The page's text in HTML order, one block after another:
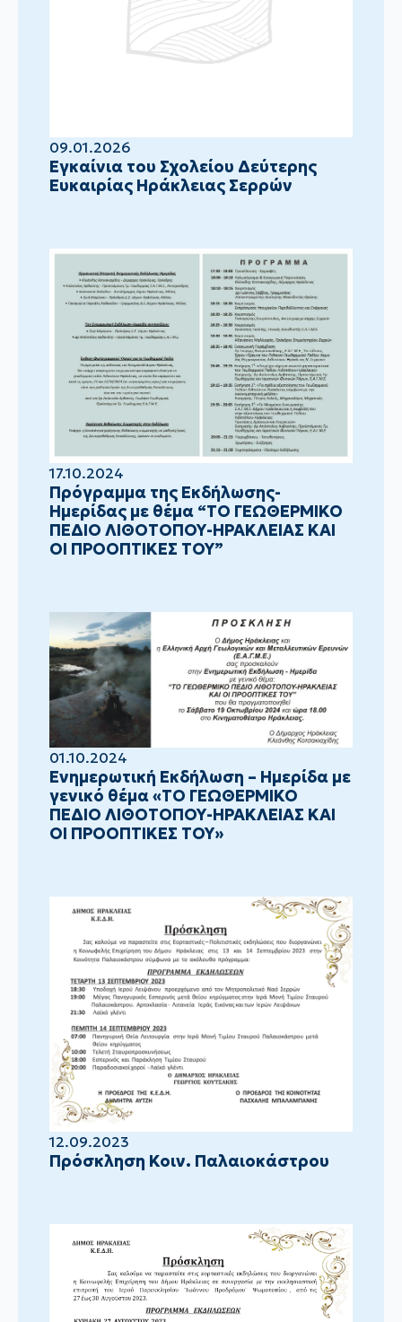
09.01.2026
Eγκαίνια του Σχολείου Δεύτερης
Ευκαιρίας Ηράκλειας Σερρών
17.10.2024
Πρόγραμμα της Εκδήλωσης-
Ημερίδας με θέμα “ΤΟ ΓΕΩΘΕΡΜΙΚΟ
ΠΕΔΙΟ ΛΙΘΟΤΟΠΟΥ-ΗΡΑΚΛΕΙΑΣ ΚΑΙ
ΟΙ ΠΡΟΟΠΤΙΚΕΣ ΤΟΥ”
01.10.2024
Ενημερωτική Εκδήλωση – Ημερίδα με
γενικό θέμα «ΤΟ ΓΕΩΘΕΡΜΙΚΟ
ΠΕΔΙΟ ΛΙΘΟΤΟΠΟΥ-ΗΡΑΚΛΕΙΑΣ ΚΑΙ
ΟΙ ΠΡΟΟΠΤΙΚΕΣ ΤΟΥ»
12.09.2023
Πρόσκληση Κοιν. Παλαιοκάστρου